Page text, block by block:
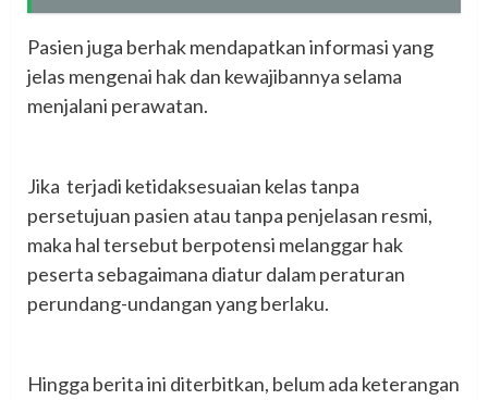
‎Pasien juga berhak mendapatkan informasi yang
jelas mengenai hak dan kewajibannya selama
menjalani perawatan.
‎Jika terjadi ketidaksesuaian kelas tanpa
persetujuan pasien atau tanpa penjelasan resmi,
maka hal tersebut berpotensi melanggar hak
peserta sebagaimana diatur dalam peraturan
perundang-undangan yang berlaku.
‎Hingga berita ini diterbitkan, belum ada keterangan